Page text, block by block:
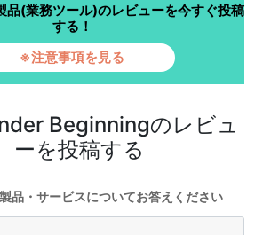
品(業務ツール)のレビューを今すぐ投稿
する！
※注意事項を見る
Beginningのレビュ
ーを投稿する
品・サービスについてお答えください